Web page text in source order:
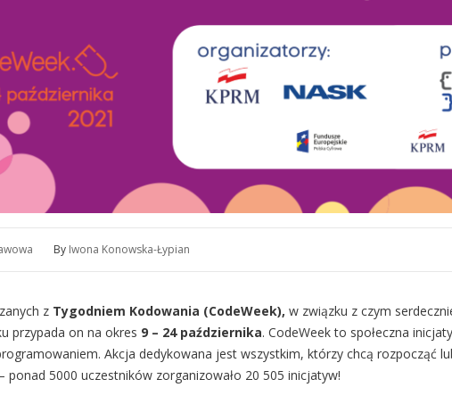
By Iwona Konowska-Łypian
z Tygodniem Kodowania (CodeWeek), w związku z czym
przypada on na okres 9 – 24 października. CodeWeek to społeczna
Akcja dedykowana jest wszystkim, którzy chcą rozpocząć
– ponad 5000 uczestników zorganizowało 20 505 inicjatyw!